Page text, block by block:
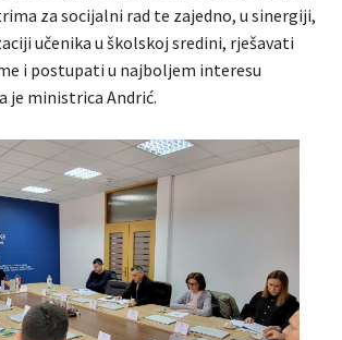
za socijalni rad te zajedno, u sinergiji,
učenika u školskoj sredini, rješavati
i postupati u najboljem interesu
je ministrica Andrić.